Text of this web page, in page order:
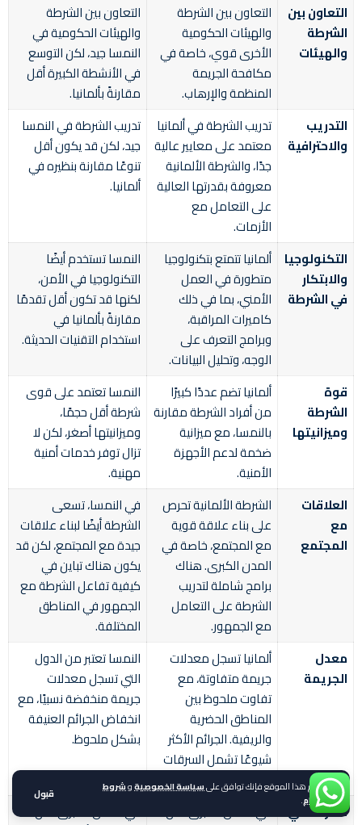
باستخدام هذا الموقع فإنك توافق علىسياسة الخصوصيةوشروط
الاستخدام. قبول
التعاون بين
الشرطة
والهيئات
التعاون بين الشرطة
والهيئات الحكومية
الأخرى قوي، خاصة في
مكافحة الجريمة
المنظمة والإرهاب.
التعاون بين الشرطة
والهيئات الحكومية في
النمسا جيد، لكن التوسع
في الأنشطة الكبيرة أقل
مقارنةً بألمانيا.
التدريب
والاحترافية
تدريب الشرطة في ألمانيا
معتمد على معايير عالية
جدًا، والشرطة الألمانية
معروفة بقدرتها العالية
على التعامل مع
الأزمات.
تدريب الشرطة في النمسا
جيد، لكن قد يكون أقل
تنوعًا مقارنة بنظيره في
ألمانيا.
التكنولوجيا
والابتكار
في الشرطة
ألمانيا تتمتع بتكنولوجيا
متطورة في العمل
الأمني، بما في ذلك
كاميرات المراقبة،
وبرامج التعرف على
الوجه، وتحليل البيانات.
النمسا تستخدم أيضًا
التكنولوجيا في الأمن،
لكنها قد تكون أقل تقدمًا
مقارنةً بألمانيا في
استخدام التقنيات الحديثة.
قوة
الشرطة
وميزانيتها
ألمانيا تضم عددًا كبيرًا
من أفراد الشرطة مقارنة
بالنمسا، مع ميزانية
ضخمة لدعم الأجهزة
الأمنية.
النمسا تعتمد على قوى
شرطة أقل حجمًا،
وميزانيتها أصغر، لكن لا
تزال توفر خدمات أمنية
مهنية.
العلاقات
مع
المجتمع
الشرطة الألمانية تحرص
على بناء علاقة قوية
مع المجتمع، خاصة في
المدن الكبرى. هناك
برامج شاملة لتدريب
الشرطة على التعامل
مع الجمهور.
في النمسا، تسعى
الشرطة أيضًا لبناء علاقات
جيدة مع المجتمع، لكن قد
يكون هناك تباين في
كيفية تفاعل الشرطة مع
الجمهور في المناطق
المختلفة.
معدل
الجريمة
ألمانيا تسجل معدلات
جريمة متفاوتة، مع
تفاوت ملحوظ بين
المناطق الحضرية
والريفية. الجرائم الأكثر
شيوعًا تشمل السرقات
والجرائم الإلكترونية.
النمسا تعتبر من الدول
التي تسجل معدلات
جريمة منخفضة نسبيًا، مع
انخفاض الجرائم العنيفة
بشكل ملحوظ.
الشرطة في
في المدن الكبرى مثل
في المدن الكبرى مثل